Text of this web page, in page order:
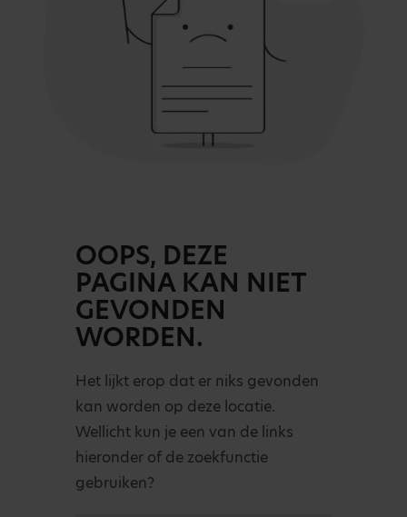
OOPS, DEZE
PAGINA KAN NIET
GEVONDEN
WORDEN.
Het lijkt erop dat er niks gevonden
kan worden op deze locatie.
Wellicht kun je een van de links
hieronder of de zoekfunctie
gebruiken?